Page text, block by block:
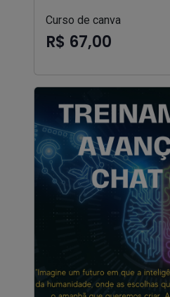
Curso de canva
R$ 67,00